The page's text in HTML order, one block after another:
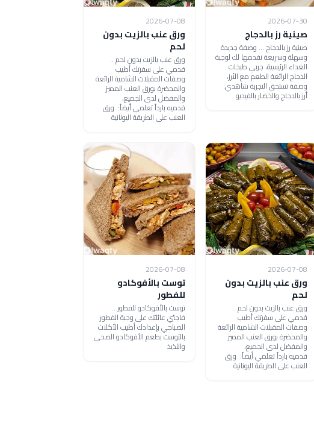
2026-07-30
صينية رز بالدجاج
صينية رز بالدجاج ... وصفة جديدة
وسهلة وسريعة نقدمها لك لوجبة
الغداء الرئيسية، جربي طبخات
الدجاج الرائعة الطعم مع الأرز،
وصفة تستحق التجربة شاهدي:
أرز بالدجاج والخضار بالفيديو
2026-07-08
ورق عنب بالزيت بدون
لحم
ورق عنب بالزيت بدون لحم ..
قدمي على سفرتك أطيب
وصفات المقبلات الشامية الرائعة
والمحضرة بورق العنب المميز
والمفضل لدى الجميع،
قدميه بارداً تعلمي أيضاً: ورق
العنب على الطريقة اليونانية
2026-07-08
ورق عنب بالزيت بدون
لحم
ورق عنب بالزيت بدون لحم ..
قدمي على سفرتك أطيب
وصفات المقبلات الشامية الرائعة
والمحضرة بورق العنب المميز
والمفضل لدى الجميع،
قدميه بارداً تعلمي أيضاً: ورق
العنب على الطريقة اليونانية
2026-07-08
توست بالأفوكادو
للفطور
توست بالأفوكادو للفطور ..
فاجئي عائلتك على وجبة الفطور
الصباحي بإعدادك أطيب الأكلات
بالتوست بطعم الأفوكادو الصحي
واللذيذ